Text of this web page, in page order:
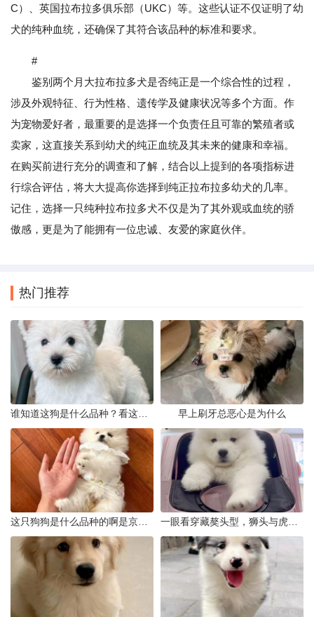
C）、英国拉布拉多俱乐部（UKC）等。这些认证不仅证明了幼
犬的纯种血统，还确保了其符合该品种的标准和要求。
#
鉴别两个月大拉布拉多犬是否纯正是一个综合性的过程，
涉及外观特征、行为性格、遗传学及健康状况等多个方面。作
为宠物爱好者，最重要的是选择一个负责任且可靠的繁殖者或
卖家，这直接关系到幼犬的纯正血统及其未来的健康和幸福。
在购买前进行充分的调查和了解，结合以上提到的各项指标进
行综合评估，将大大提高你选择到纯正拉布拉多幼犬的几率。
记住，选择一只纯种拉布拉多犬不仅是为了其外观或血统的骄
傲感，更是为了能拥有一位忠诚、友爱的家庭伙伴。
热门推荐
早上刷牙总恶心是为什么